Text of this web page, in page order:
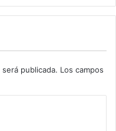
publicada. Los campos